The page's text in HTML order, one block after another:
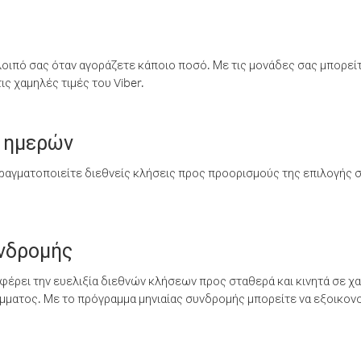
σας όταν αγοράζετε κάποιο ποσό. Με τις μονάδες σας
χαμηλές τιμές του Viber.
διεθνείς κλήσεις προς προορισμούς της επιλογής
την ευελιξία διεθνών κλήσεων προς σταθερά και κινητά σε
Με το πρόγραμμα μηνιαίας συνδρομής μπορείτε να